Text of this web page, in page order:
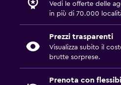
Vedi le offerte delle
in più di 70.000
Prezzi trasparenti
Visualizza subito il
brutte sorprese.
Prenota con